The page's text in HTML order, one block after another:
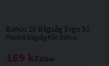
Bahco 10 Bågsåg Ergo 530mm
Flexibel bågsåg från Bahco.
270 kr
169 kr